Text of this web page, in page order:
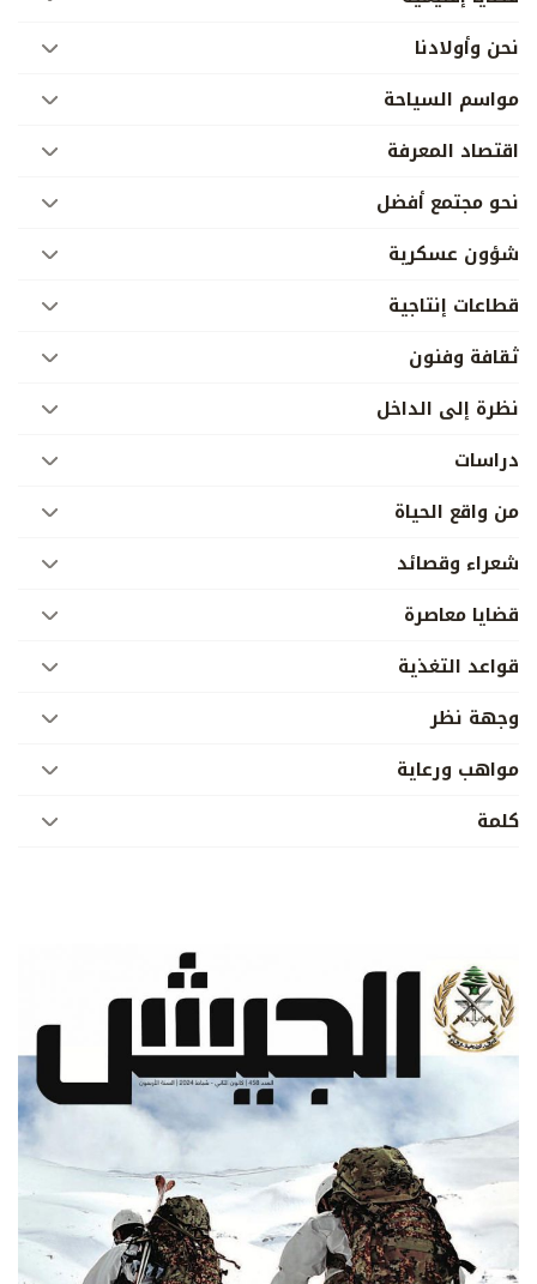
نحن وأولادنا
مواسم السياحة
اقتصاد المعرفة
نحو مجتمع أفضل
شؤون عسكرية
قطاعات إنتاجية
ثقافة وفنون
نظرة إلى الداخل
دراسات
من واقع الحياة
شعراء وقصائد
قضايا معاصرة
قواعد التغذية
وجهة نظر
مواهب ورعاية
كلمة